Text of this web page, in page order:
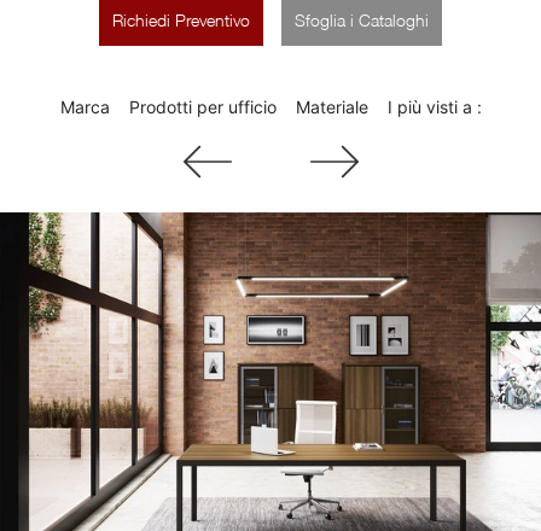
Richiedi Preventivo Sfoglia i Cataloghi
Marca Prodotti per ufficio Materiale I più visti a :